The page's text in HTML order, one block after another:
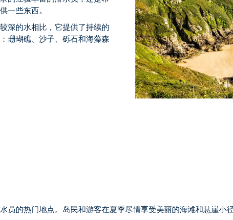
一些东西。
深的水相比，它提供了持续的
珊瑚礁、沙子、砾石和海藻森
员的热门地点。岛民和游客在夏季尽情享受美丽的海滩和悬崖小